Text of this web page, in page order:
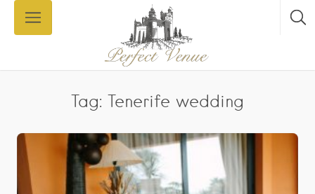
Tag: Tenerife wedding